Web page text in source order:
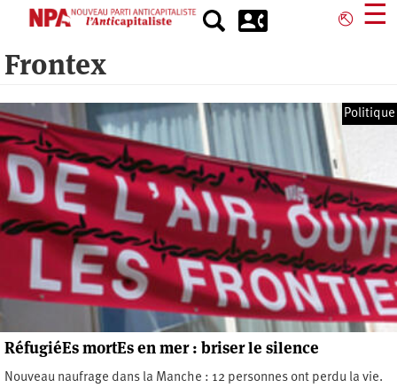
principal
⎋ ☰
Frontex
Politique
RéfugiéEs mortEs en mer : briser le silence
Nouveau naufrage dans la Manche : 12 personnes ont perdu la vie.